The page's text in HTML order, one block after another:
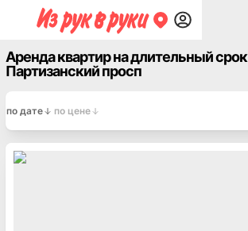
Аренда квартир на длительный срок
Партизанский просп
по дате по цене